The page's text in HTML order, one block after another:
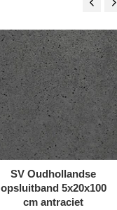
SV Oudhollandse
opsluitband 5x20x100
cm antraciet